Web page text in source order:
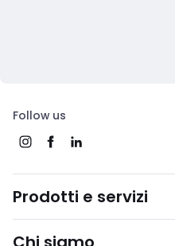
Follow us
Prodotti e servizi